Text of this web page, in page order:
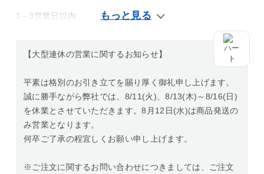
1～3営業日以内
【大型連休の営業に関するお知らせ】
平素は格別のお引き立てを賜り厚く御礼申し上げます。
誠に勝手ながら弊社では、8/11(火)、8/13(木)～8/16(日)
を休業とさせていただきます。8月12日(水)は商品発送の
み営業となります。
何卒ご了承の程宜しくお願い申し上げます。
※ご注文に関するお問い合わせにつきましては、ご注文